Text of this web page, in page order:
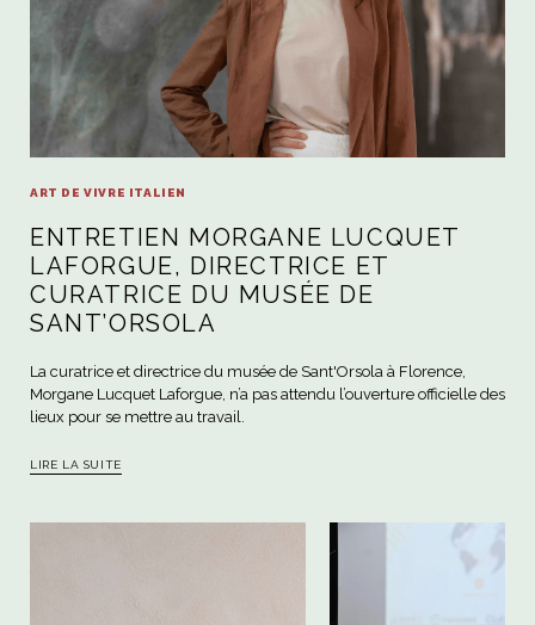
ART DE VIVRE ITALIEN
ENTRETIEN MORGANE LUCQUET
LAFORGUE, DIRECTRICE ET
CURATRICE DU MUSÉE DE
SANT’ORSOLA
La curatrice et directrice du musée de Sant'Orsola à Florence,
Morgane Lucquet Laforgue, n’a pas attendu l’ouverture officielle des
lieux pour se mettre au travail.
LIRE LA SUITE